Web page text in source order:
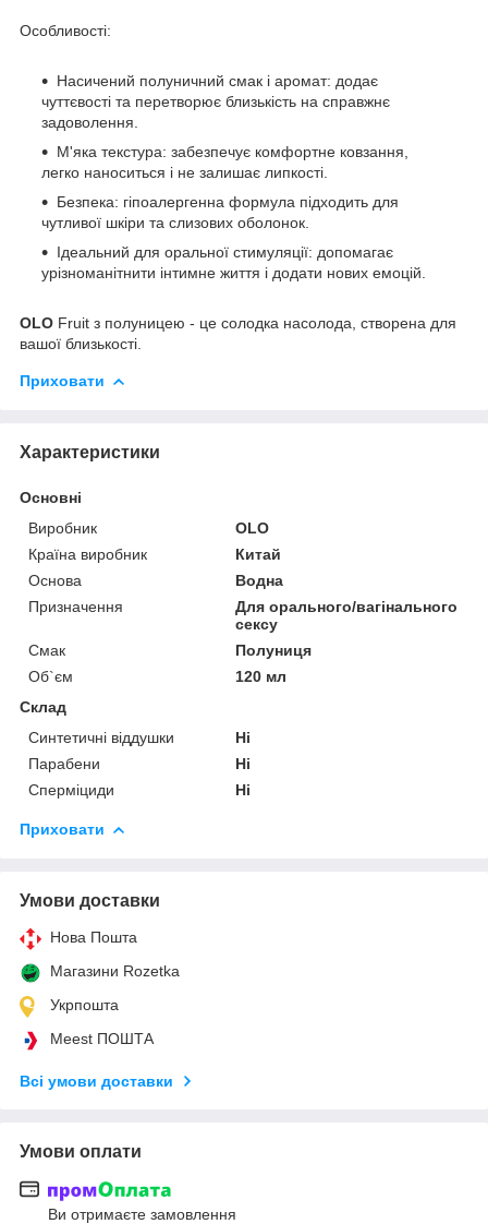
Особливості:
Насичений полуничний смак і аромат: додає
чуттєвості та перетворює близькість на справжнє
задоволення.
М'яка текстура: забезпечує комфортне ковзання,
легко наноситься і не залишає липкості.
Безпека: гіпоалергенна формула підходить для
чутливої шкіри та слизових оболонок.
Ідеальний для оральної стимуляції: допомагає
урізноманітнити інтимне життя і додати нових емоцій.
OLO Fruit з полуницею - це солодка насолода, створена для
вашої близькості.
Приховати
Характеристики
Основні
Виробник
OLO
Країна виробник
Китай
Основа
Водна
Призначення
Для орального/вагінального
сексу
Смак
Полуниця
Об`єм
120 мл
Склад
Синтетичні віддушки
Ні
Парабени
Ні
Сперміциди
Ні
Приховати
Умови доставки
Нова Пошта
Магазини Rozetka
Укрпошта
Meest ПОШТА
Всі умови доставки
Умови оплати
Ви отримаєте замовлення